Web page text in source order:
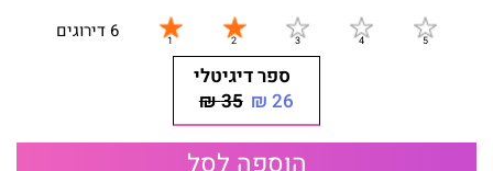
6 דירוגים
ספר דיגיטלי
26 ₪
35 ₪